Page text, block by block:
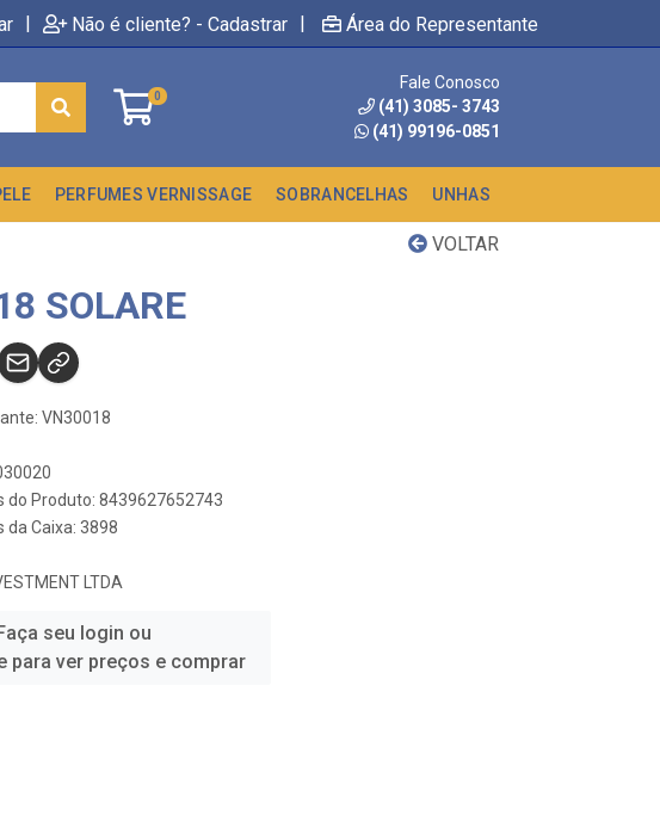
| Não é cliente? - Cadastrar | Área do Representante
0
Fale Conosco
(41) 3085- 3743
(41) 99196-0851
PERFUMES VERNISSAGE SOBRANCELHAS UNHAS
VOLTAR
SOLARE
VN30018
do Produto: 8439627652743
da Caixa: 3898
LTDA
seu login ou
para ver preços e comprar